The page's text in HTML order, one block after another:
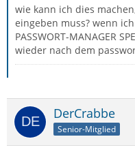
wie kann ich dies
eingeben muss? wenn ich
PASSWORT-MANAGER
wieder nach dem
DerCrabbe
Senior-Mitglied